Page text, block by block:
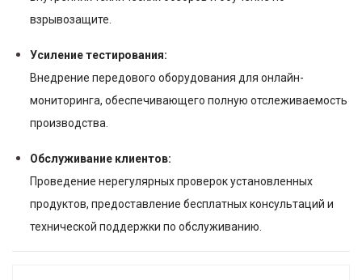
взрывозащите.
Усиление тестирования:
Внедрение передового оборудования для онлайн-
мониторинга, обеспечивающего полную отслеживаемость
производства.
Обслуживание клиентов:
Проведение нерегулярных проверок установленных
продуктов, предоставление бесплатных консультаций и
технической поддержки по обслуживанию.